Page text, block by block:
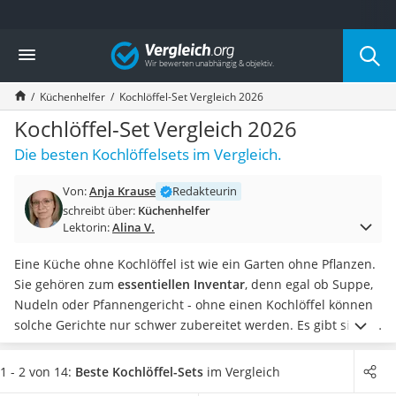
Die beliebtesten Vergleiche nach Kategorie
Haushalt
Wassersprudler
Zentralstaubsauger
Brotbackautomat
Wischroboter
Wäschespinne
Spülmaschinentabs
Akku-Staubsauger
AEG-Waschmaschine
Saug-Wisch-Roboter
Handstaubsauger
Milchaufschäumer
Kondenstrockner
Reiskocher
Vergleich
Küchenhelfer Kochlöffel-Set Vergleich 2026
Kochlöffel-Set Vergleich 2026
Die besten Kochlöffelsets im Vergleich.
Von:Anja Krause
Redakteurin
schreibt über: Küchenhelfer
Lektorin:Alina V.
Eine Küche ohne Kochlöffel ist wie ein Garten ohne Pflanzen.
Sie gehören zum essentiellen Inventar, denn egal ob Suppe,
Nudeln oder Pfannengericht - ohne einen Kochlöffel können
solche Gerichte nur schwer zubereitet werden. Es gibt sie in
vielen Varianten zu kaufen, beispielsweiseKochlöffel aus Holz
aber auch Kochlöffel-Sets. Wählen Sie jetzt aus unserer
1 - 2 von 14: Beste Kochlöffel-Sets im Vergleich